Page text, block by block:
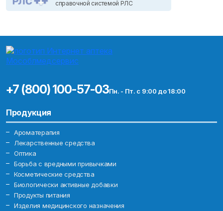
справочной системой РЛС
+7 (800) 100-57-03Пн. - Пт. с 9:00 до 18:00
Продукция
Ароматерапия
Лекарственные средства
Оптика
Борьба с вредными привычками
Косметические средства
Биологически активные добавки
Продукты питания
Изделия медицинского назначения